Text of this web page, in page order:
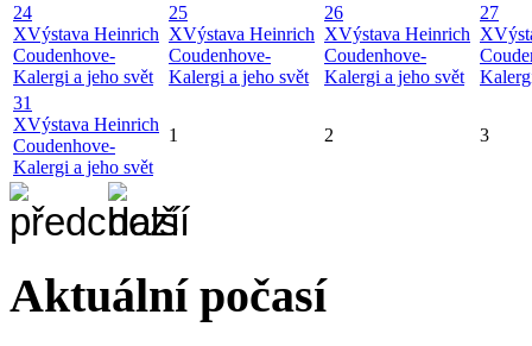
24
XVýstava Heinrich
Coudenhove-
Kalergi a jeho svět
25
XVýstava Heinrich
Coudenhove-
Kalergi a jeho svět
26
XVýstava Heinrich
Coudenhove-
Kalergi a jeho svět
27
X
31
XVýstava Heinrich
Coudenhove-
Kalergi a jeho svět
1 2 3
Aktuální počasí